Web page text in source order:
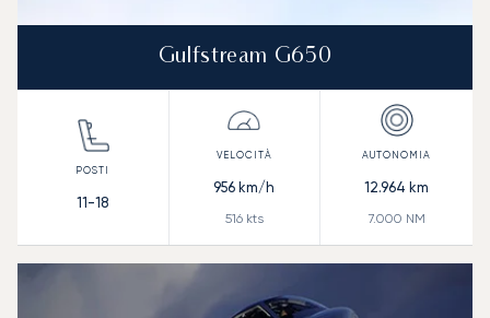
Gulfstream G650
11-18
956 km/h
516kts
12.964 km
7.000 NM